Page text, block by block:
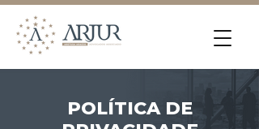
POLÍTICA DE